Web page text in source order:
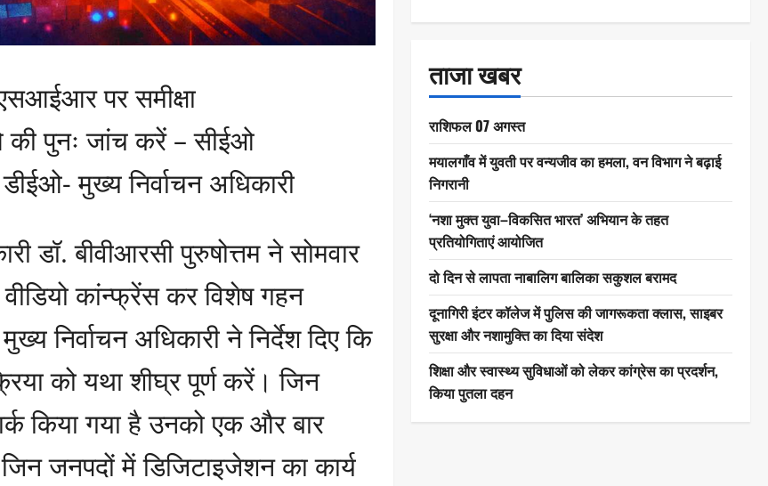
पर समीक्षा
की पुनः जांच करें – सीईओ
मुख्य निर्वाचन अधिकारी
डॉ. बीवीआरसी पुरुषोत्तम ने सोमवार
कांन्फ्रेंस कर विशेष गहन
निर्वाचन अधिकारी ने निर्देश दिए कि
को यथा शीघ्र पूर्ण करें। जिन
किया गया है उनको एक और बार
जनपदों में डिजिटाइजेशन का कार्य
ताजा खबर
राशिफल 07 अगस्त
मयालगाँव में युवती पर वन्यजीव का हमला, वन विभाग ने बढ़ाई
निगरानी
‘नशा मुक्त युवा–विकसित भारत’ अभियान के तहत
प्रतियोगिताएं आयोजित
दो दिन से लापता नाबालिग बालिका सकुशल बरामद
दूनागिरी इंटर कॉलेज में पुलिस की जागरूकता क्लास, साइबर
सुरक्षा और नशामुक्ति का दिया संदेश
शिक्षा और स्वास्थ्य सुविधाओं को लेकर कांग्रेस का प्रदर्शन,
किया पुतला दहन